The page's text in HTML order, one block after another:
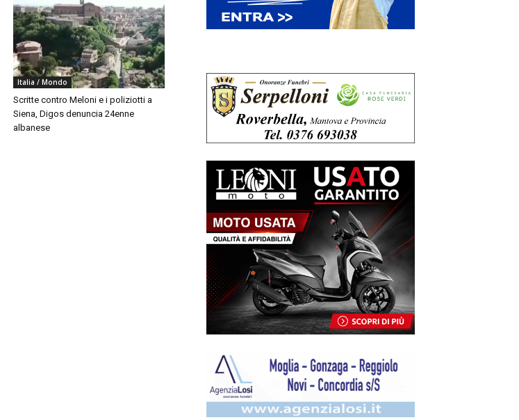
Italia / Mondo
Scritte contro Meloni e i poliziotti a
Siena, Digos denuncia 24enne
albanese